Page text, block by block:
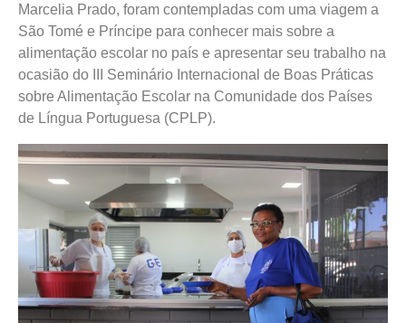
Marcelia Prado, foram contempladas com uma viagem a
São Tomé e Príncipe para conhecer mais sobre a
alimentação escolar no país e apresentar seu trabalho na
ocasião do III Seminário Internacional de Boas Práticas
sobre Alimentação Escolar na Comunidade dos Países
de Língua Portuguesa (CPLP).